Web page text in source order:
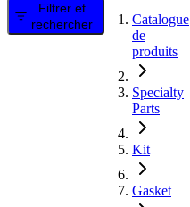
Filtrer et
rechercher
Catalogue
de
produits
Specialty
Parts
Kit
Gasket